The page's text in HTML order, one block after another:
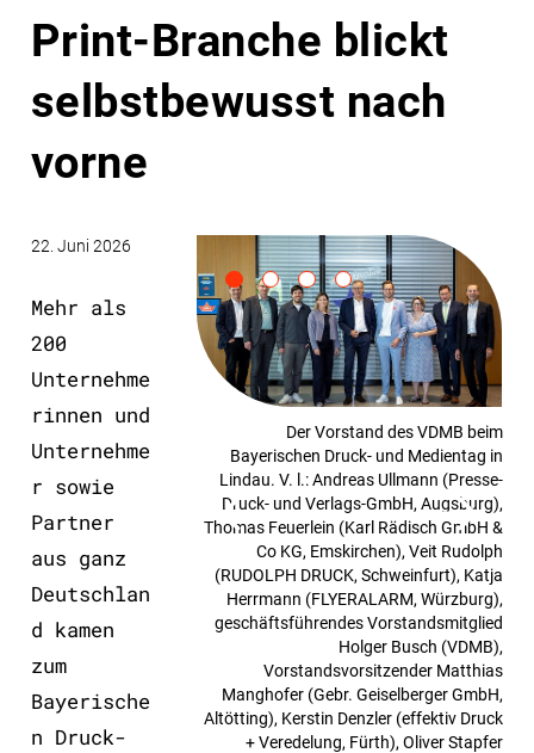
Print-Branche blickt
selbstbewusst nach
vorne
22. Juni 2026
Mehr als
200
Unternehme
rinnen und
Unternehme
r sowie
Partner
aus ganz
Deutschlan
d kamen
zum
Bayerische
n Druck-
Der Vorstand des VDMB beim
Bayerischen Druck- und Medientag in
Lindau. V. l.: Andreas Ullmann (Presse-
Druck- und Verlags-GmbH, Augsburg),
Thomas Feuerlein (Karl Rädisch GmbH &
Co KG, Emskirchen), Veit Rudolph
(RUDOLPH DRUCK, Schweinfurt), Katja
Herrmann (FLYERALARM, Würzburg),
geschäftsführendes Vorstandsmitglied
Holger Busch (VDMB),
Vorstandsvorsitzender Matthias
Manghofer (Gebr. Geiselberger GmbH,
Altötting), Kerstin Denzler (effektiv Druck
+ Veredelung, Fürth), Oliver Stapfer